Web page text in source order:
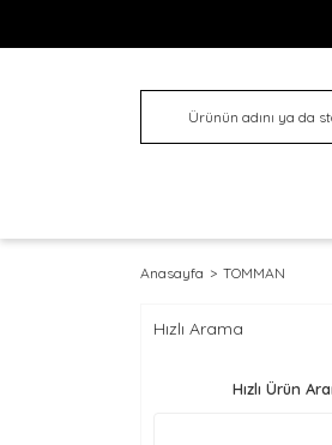
Anasayfa TOMMAN
Hızlı Arama
Hızlı Ürün